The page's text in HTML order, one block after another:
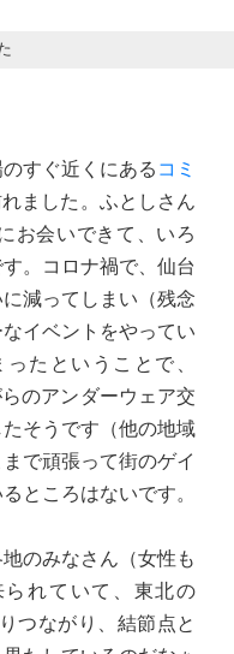
すぐ近くにある コミ
れました。ふとしさん
お会いできて、いろ
。コロナ禍で、仙台
減ってしまい（残念
イベントをやってい
たということで、
のアンダーウェア交
そうです（他の地域
で頑張って街のゲイ
ところはないです。
のみなさん（女性も
れていて、東北の
つながり、結節点と